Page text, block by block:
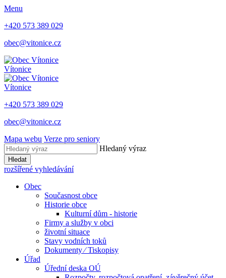
Menu
+420 573 389 029
obec@vitonice.cz
Vítonice
Vítonice
+420 573 389 029
obec@vitonice.cz
Mapa webu Verze pro seniory
Hledaný výraz
Hledat
rozšířené vyhledávání
Obec
Současnost obce
Historie obce
Kulturní dům - historie
Firmy a služby v obci
životní situace
Stavy vodních toků
Dokumenty ⁄ Tiskopisy
Úřad
Úřední deska OÚ